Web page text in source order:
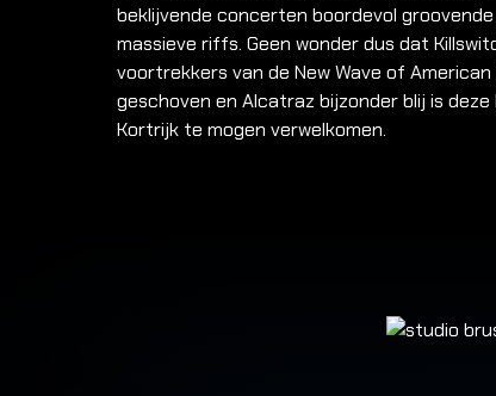
beklijvende concerten boordevol
massieve riffs. Geen wonder dus dat
voortrekkers van de New Wave of
geschoven en Alcatraz bijzonder blij is
Kortrijk te mogen verwelkomen.